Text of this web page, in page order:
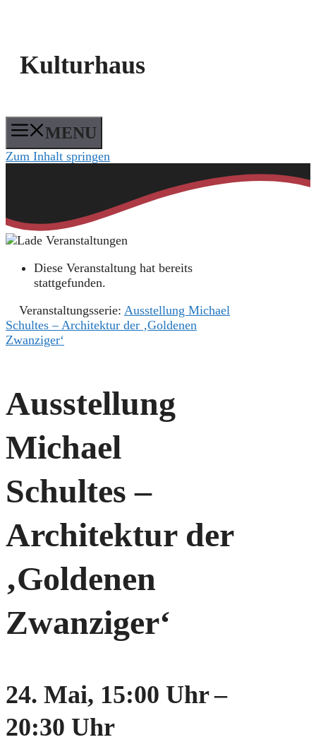
Kulturhaus
MENU
Zum Inhalt springen
Diese Veranstaltung hat bereits
stattgefunden.
Veranstaltungsserie: Ausstellung Michael
Schultes – Architektur der ‚Goldenen
Zwanziger‘
Ausstellung
Michael
Schultes –
Architektur der
‚Goldenen
Zwanziger‘
24. Mai, 15:00 Uhr–
20:30 Uhr